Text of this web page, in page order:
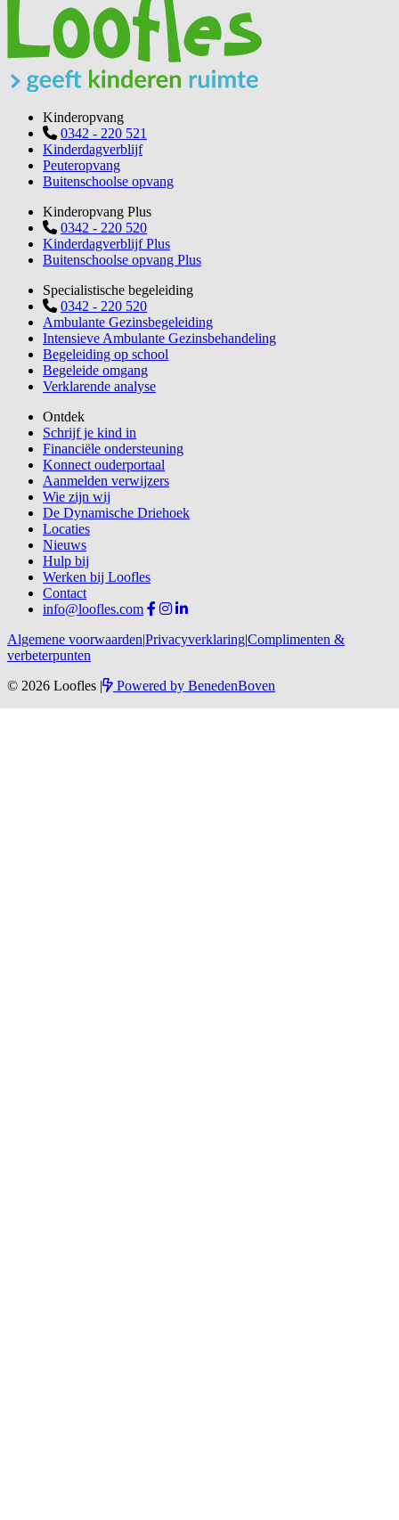
Kinderopvang
0342 - 220 521
Kinderdagverblijf
Peuteropvang
Buitenschoolse opvang
Kinderopvang Plus
0342 - 220 520
Kinderdagverblijf Plus
Buitenschoolse opvang Plus
Specialistische begeleiding
0342 - 220 520
Ambulante Gezinsbegeleiding
Intensieve Ambulante Gezinsbehandeling
Begeleiding op school
Begeleide omgang
Verklarende analyse
Ontdek
Schrijf je kind in
Financiële ondersteuning
Konnect ouderportaal
Aanmelden verwijzers
Wie zijn wij
De Dynamische Driehoek
Locaties
Nieuws
Hulp bij
Werken bij Loofles
Contact
info@loofles.com
Algemene voorwaarden|Privacyverklaring|Complimenten &
verbeterpunten
© 2026 Loofles | Powered by BenedenBoven